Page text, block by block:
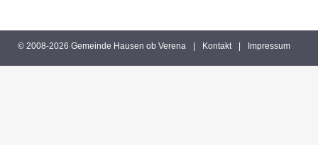
© 2008-2026 Gemeinde Hausen ob Verena Kontakt Impressum